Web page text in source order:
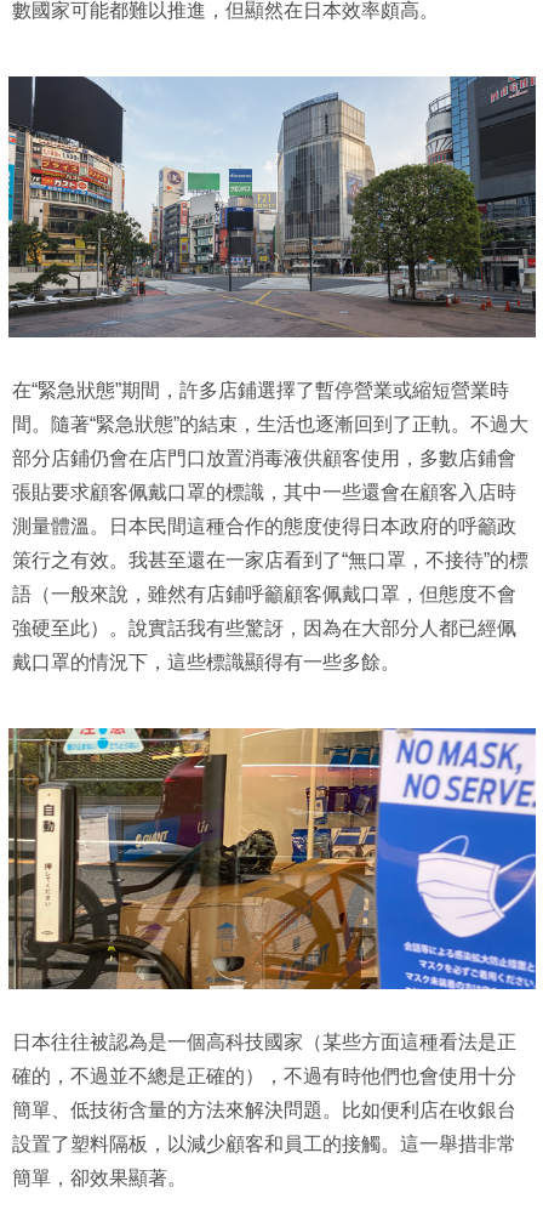
數國家可能都難以推進，但顯然在日本效率頗高。
在“緊急狀態”期間，許多店鋪選擇了暫停營業或縮短營業時
間。隨著“緊急狀態”的結束，生活也逐漸回到了正軌。不過大
部分店鋪仍會在店門口放置消毒液供顧客使用，多數店鋪會
張貼要求顧客佩戴口罩的標識，其中一些還會在顧客入店時
測量體溫。日本民間這種合作的態度使得日本政府的呼籲政
策行之有效。我甚至還在一家店看到了“無口罩，不接待”的標
語（一般來說，雖然有店鋪呼籲顧客佩戴口罩，但態度不會
強硬至此）。說實話我有些驚訝，因為在大部分人都已經佩
戴口罩的情況下，這些標識顯得有一些多餘。
日本往往被認為是一個高科技國家（某些方面這種看法是正
確的，不過並不總是正確的），不過有時他們也會使用十分
簡單、低技術含量的方法來解決問題。比如便利店在收銀台
設置了塑料隔板，以減少顧客和員工的接觸。這一舉措非常
簡單，卻效果顯著。